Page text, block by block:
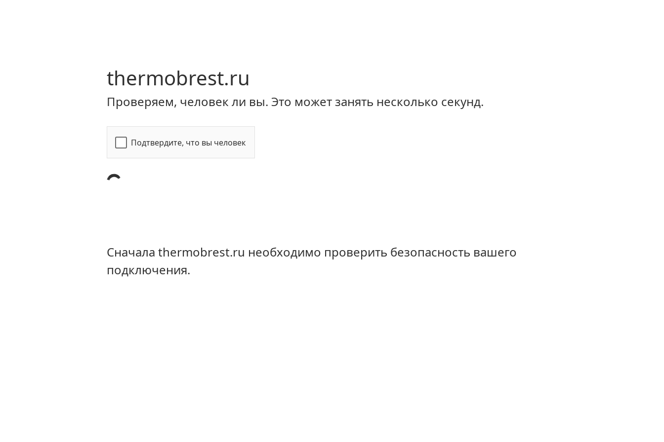
thermobrest.ru
Проверяем, человек ли вы. Это может занять несколько секунд.
Подтвердите, что вы человек
Сначала thermobrest.ru необходимо проверить безопасность вашего
подключения.